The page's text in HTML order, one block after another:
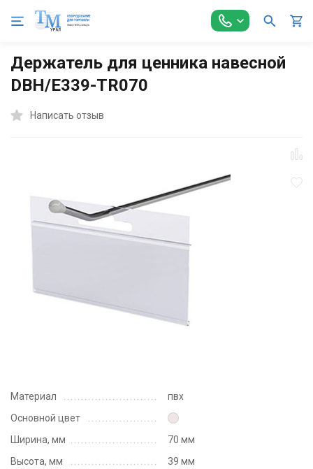
Главная Торговое оборудование Аксессуары для торговли
Держатель для ценника навесной
DBH/E339-TR070
Написать отзыв
Материал
пвх
Основной цвет
Ширина, мм
70 мм
Высота, мм
39 мм